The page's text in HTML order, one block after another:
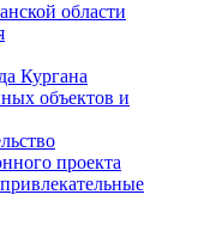
области
Кургана
объектов и
проекта